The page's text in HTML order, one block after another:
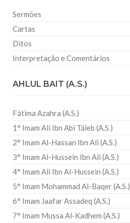
Sermões
Cartas
Ditos
Interpretação e Comentários
AHLUL BAIT (A.S.)
Fátima Azahra (A.S.)
1° Imam Ali Ibn Abi Táleb (A.S.)
2° Imam Al-Hassan Ibn Ali (A.S.)
3° Imam Al-Hussein Ibn Ali (A.S.)
4° Imam Ali Ibn Al-Hussein (A.S.)
5° Imam Mohammad Al-Baqer (A.S.)
6° Imam Jaafar Assadeq (A.S.)
7° Imam Mussa Al-Kadhem (A.S.)